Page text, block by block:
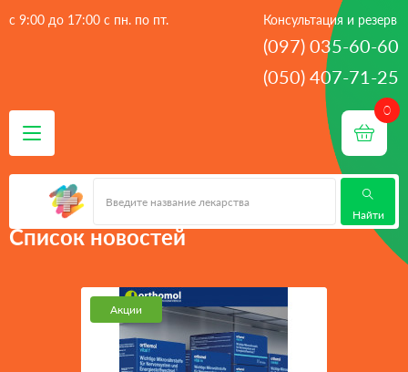
с 9:00 до 17:00 с пн. по пт. Консультация и резерв
(097) 035-60-60
(050) 407-71-25
Найти
Главная - Список новостей
Список новостей
Акции